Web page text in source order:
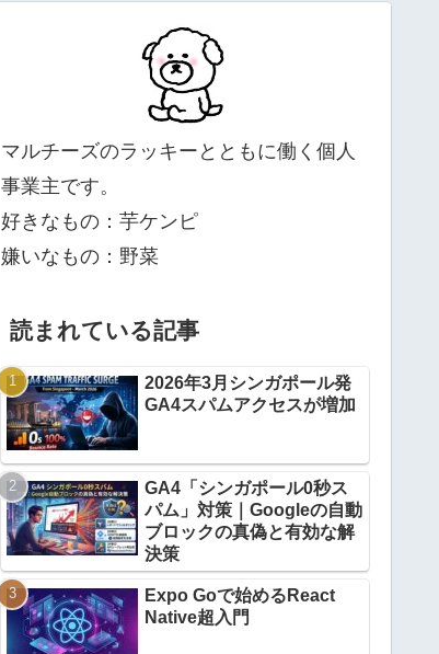
マルチーズのラッキーとともに働く個人
事業主です。
好きなもの：芋ケンピ
嫌いなもの：野菜
読まれている記事
2026年3月シンガポール発
GA4スパムアクセスが増加
GA4「シンガポール0秒ス
パム」対策｜Googleの自動
ブロックの真偽と有効な解
決策
Expo Goで始めるReact
Native超入門